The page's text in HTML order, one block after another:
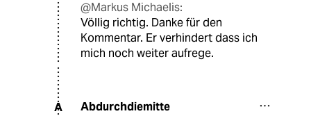
@Markus Michaelis:
Völlig richtig. Danke für den
Kommentar. Er verhindert dass ich
mich noch weiter aufrege.
A Abdurchdiemitte